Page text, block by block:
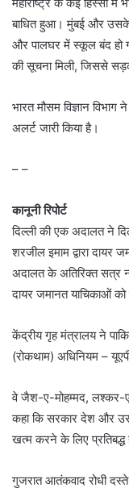
बाधित हुआ। मुंबई और उसके
और पालघर में स्कूल बंद हो
की सूचना मिली, जिससे
भारत मौसम विज्ञान
अलर्ट जारी किया है।
– –
कानूनी रिपोर्ट
दिल्ली की एक अदालत ने
शरजील इमाम द्वारा
अदालत के अतिरिक्त सत्र
दायर जमानत याचिकाओं को
केंद्रीय गृह मंत्रालय ने
(रोकथाम) अधिनियम –
वे जैश-ए-मोहम्मद,
कहा कि सरकार देश और
खत्म करने के लिए प्रतिबद्ध
गुजरात आतंकवाद रोधी